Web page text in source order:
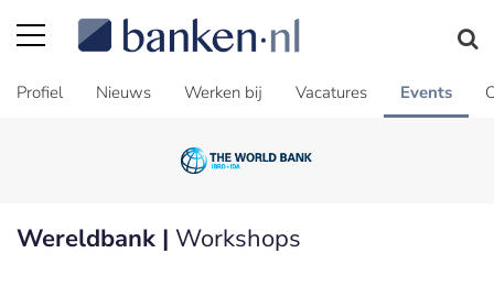
Profiel Nieuws Werken bij Vacatures Events
Wereldbank | Workshops